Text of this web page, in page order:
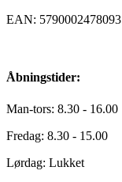
EAN: 5790002478093
Åbningstider:
Man-tors: 8.30 - 16.00
Fredag: 8.30 - 15.00
Lørdag: Lukket